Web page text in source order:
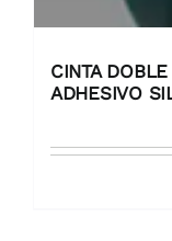
CINTA
ADHESIVO